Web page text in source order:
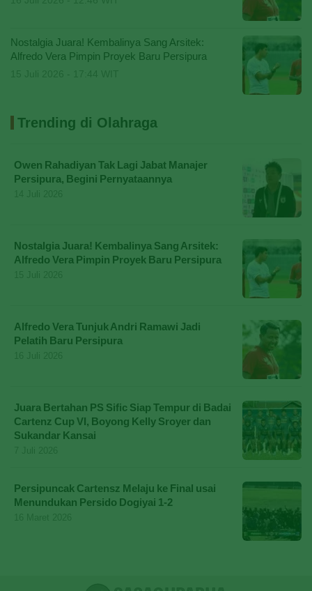
Nostalgia Juara! Kembalinya Sang Arsitek:
Alfredo Vera Pimpin Proyek Baru Persipura
Trending di Olahraga
Owen Rahadiyan Tak Lagi Jabat Manajer
Persipura, Begini Pernyataannya
Nostalgia Juara! Kembalinya Sang Arsitek:
Alfredo Vera Pimpin Proyek Baru Persipura
Alfredo Vera Tunjuk Andri Ramawi Jadi
Pelatih Baru Persipura
Juara Bertahan PS Sific Siap Tempur di Badai
Cartenz Cup VI, Boyong Kelly Sroyer dan
Sukandar Kansai
Persipuncak Cartensz Melaju ke Final usai
Menundukan Persido Dogiyai 1-2